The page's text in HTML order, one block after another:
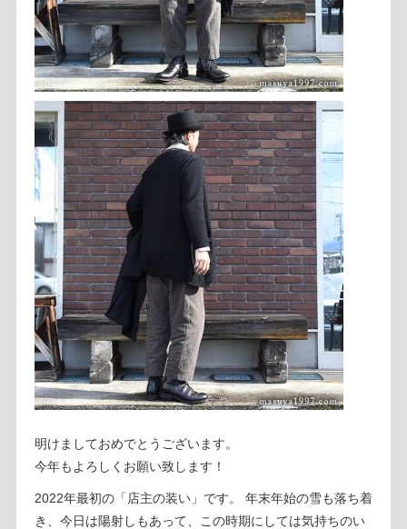
明けましておめでとうございます。
今年もよろしくお願い致します！
2022年最初の「店主の装い」です。 年末年始の雪も落ち着
き、今日は陽射しもあって、この時期にしては気持ちのい